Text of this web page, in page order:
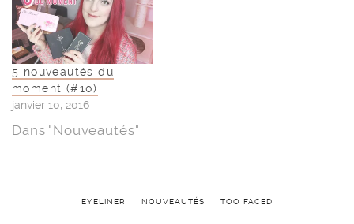
5 nouveautés du
moment (#10)
janvier 10, 2016
Dans "Nouveautés"
EYELINER NOUVEAUTÉS TOO FACED